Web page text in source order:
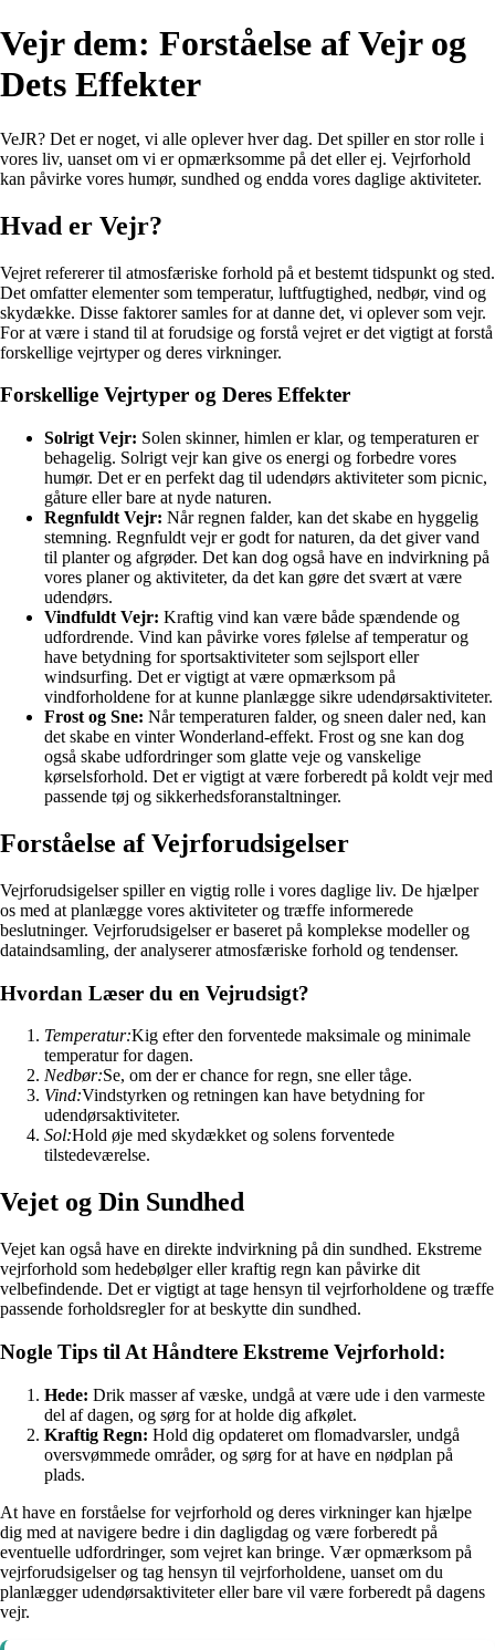
Vejr dem: Forståelse af Vejr og
Dets Effekter
VeJR? Det er noget, vi alle oplever hver dag. Det spiller en stor rolle i
vores liv, uanset om vi er opmærksomme på det eller ej. Vejrforhold
kan påvirke vores humør, sundhed og endda vores daglige aktiviteter.
Hvad er Vejr?
Vejret refererer til atmosfæriske forhold på et bestemt tidspunkt og sted.
Det omfatter elementer som temperatur, luftfugtighed, nedbør, vind og
skydække. Disse faktorer samles for at danne det, vi oplever som vejr.
For at være i stand til at forudsige og forstå vejret er det vigtigt at forstå
forskellige vejrtyper og deres virkninger.
Forskellige Vejrtyper og Deres Effekter
Solrigt Vejr: Solen skinner, himlen er klar, og temperaturen er
behagelig. Solrigt vejr kan give os energi og forbedre vores
humør. Det er en perfekt dag til udendørs aktiviteter som picnic,
gåture eller bare at nyde naturen.
Regnfuldt Vejr: Når regnen falder, kan det skabe en hyggelig
stemning. Regnfuldt vejr er godt for naturen, da det giver vand
til planter og afgrøder. Det kan dog også have en indvirkning på
vores planer og aktiviteter, da det kan gøre det svært at være
udendørs.
Vindfuldt Vejr: Kraftig vind kan være både spændende og
udfordrende. Vind kan påvirke vores følelse af temperatur og
have betydning for sportsaktiviteter som sejlsport eller
windsurfing. Det er vigtigt at være opmærksom på
vindforholdene for at kunne planlægge sikre udendørsaktiviteter.
Frost og Sne: Når temperaturen falder, og sneen daler ned, kan
det skabe en vinter Wonderland-effekt. Frost og sne kan dog
også skabe udfordringer som glatte veje og vanskelige
kørselsforhold. Det er vigtigt at være forberedt på koldt vejr med
passende tøj og sikkerhedsforanstaltninger.
Forståelse af Vejrforudsigelser
Vejrforudsigelser spiller en vigtig rolle i vores daglige liv. De hjælper
os med at planlægge vores aktiviteter og træffe informerede
beslutninger. Vejrforudsigelser er baseret på komplekse modeller og
dataindsamling, der analyserer atmosfæriske forhold og tendenser.
Hvordan Læser du en Vejrudsigt?
Temperatur:Kig efter den forventede maksimale og minimale
temperatur for dagen.
Nedbør:Se, om der er chance for regn, sne eller tåge.
Vind:Vindstyrken og retningen kan have betydning for
udendørsaktiviteter.
Sol:Hold øje med skydækket og solens forventede
tilstedeværelse.
Vejet og Din Sundhed
Vejet kan også have en direkte indvirkning på din sundhed. Ekstreme
vejrforhold som hedebølger eller kraftig regn kan påvirke dit
velbefindende. Det er vigtigt at tage hensyn til vejrforholdene og træffe
passende forholdsregler for at beskytte din sundhed.
Nogle Tips til At Håndtere Ekstreme Vejrforhold:
Hede: Drik masser af væske, undgå at være ude i den varmeste
del af dagen, og sørg for at holde dig afkølet.
Kraftig Regn: Hold dig opdateret om flomadvarsler, undgå
oversvømmede områder, og sørg for at have en nødplan på
plads.
At have en forståelse for vejrforhold og deres virkninger kan hjælpe
dig med at navigere bedre i din dagligdag og være forberedt på
eventuelle udfordringer, som vejret kan bringe. Vær opmærksom på
vejrforudsigelser og tag hensyn til vejrforholdene, uanset om du
planlægger udendørsaktiviteter eller bare vil være forberedt på dagens
vejr.